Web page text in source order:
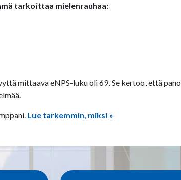
tarkoittaa mielenrauhaa:
mittaava eNPS-luku oli 69. Se kertoo, että
Lue tarkemmin, miksi »